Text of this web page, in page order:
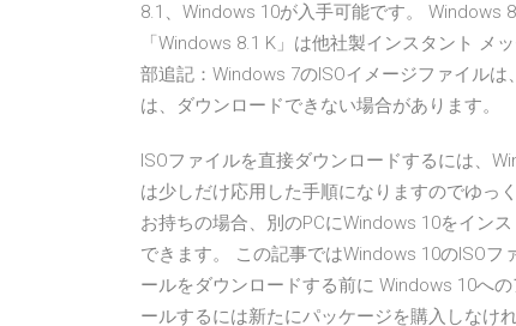
8.1、Windows 10が入手可能です。 Windows
「Windows 8.1 K」は他社製インスタント
部追記：Windows 7のISOイメージファイル
は、ダウンロードできない場合があります。
ISOファイルを直接ダウンロードするには、
は少しだけ応用した手順になりますのでゆっ
お持ちの場合、別のPCにWindows 10をイン
できます。 この記事ではWindows 10のISO
ールをダウンロードする前に Windows 10へ
ールするには新たにパッケージを購入しなけ